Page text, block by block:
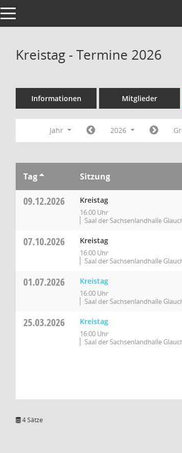
Toggle navigation
Kreistag - Termine 2026
Informationen Mitglieder
Jahr 2026
Tag Sitzung
09.12.2026 Kreistag
16:00 Uhr
Saal der Sachsenlandhalle
07.10.2026 Kreistag
16:00 Uhr
Saal der Sachsenlandhalle
01.07.2026 Kreistag
16:00 Uhr
Saal der Sachsenlandhalle
25.03.2026 Kreistag
16:00 Uhr
Saal der Sachsenlandhalle
4 Sätze